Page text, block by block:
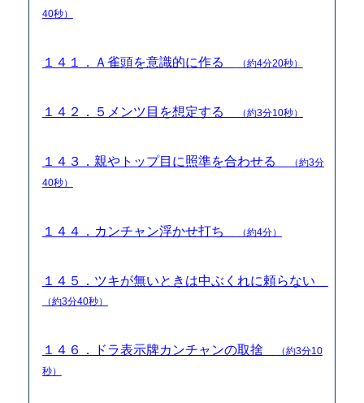
40秒）
１４１．Ａ雀頭を意識的に作る （約4分20秒）
１４２．５メンツ目を想定する （約3分10秒）
１４３．親やトップ目に照準を合わせる
（約3分
40秒）
１４４．カンチャン浮かせ打ち （約4分）
１４５．ツキが無いときは中ぶくれに頼らない
（約3分40秒）
１４６．ドラ表示牌カンチャンの取捨
（約3分10
秒）